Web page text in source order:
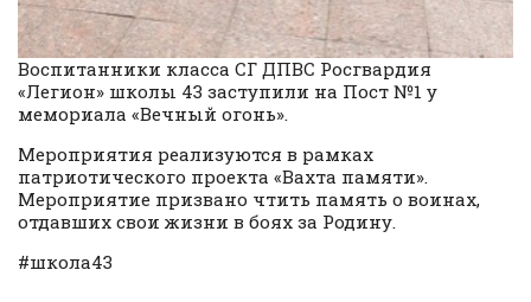
Воспитанники класса СГ ДПВС Росгвардия
«Легион» школы 43 заступили на Пост №1 у
мемориала «Вечный огонь».
Мероприятия реализуются в рамках
патриотического проекта «Вахта памяти».
Мероприятие призвано чтить память о воинах,
отдавших свои жизни в боях за Родину.
#школа43